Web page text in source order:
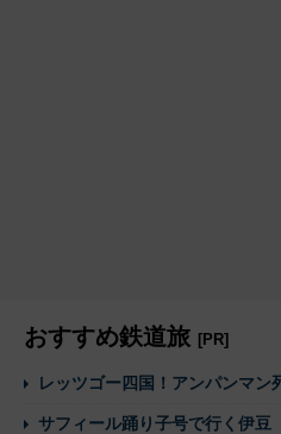
おすすめ鉄道旅 [PR]
レッツゴー四国！アンパンマン
サフィール踊り子号で行く伊豆